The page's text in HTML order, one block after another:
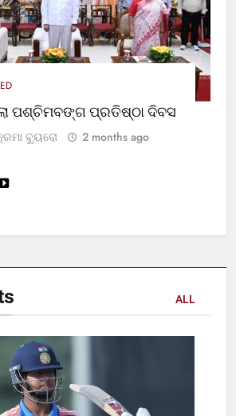
ପଶ୍ଚିମବଙ୍ଗ ପ୍ରତିଷ୍ଠା ଦିବସ
ବ୍ୟୁରୋ
2 months ago
ALL